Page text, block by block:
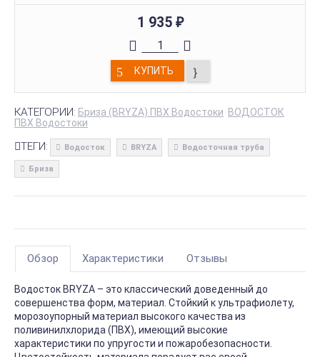
1 935 ₽
КУПИТЬ
КАТЕГОРИИ: Бриза (BRYZA) ПВХ Водостоки ВОДОСТОК
ПВХ Водостоки
ТЕГИ: Водосток BRYZA Водосточная труба
Бриза
Обзор Характеристики Отзывы
Водосток BRYZA – это классический доведенный до
совершенства форм, материал. Стойкий к ультрафиолету,
морозоупорный материал высокого качества из
поливинилхлорида (ПВХ), имеющий высокие
характеристики по упругости и пожаробезопасности.